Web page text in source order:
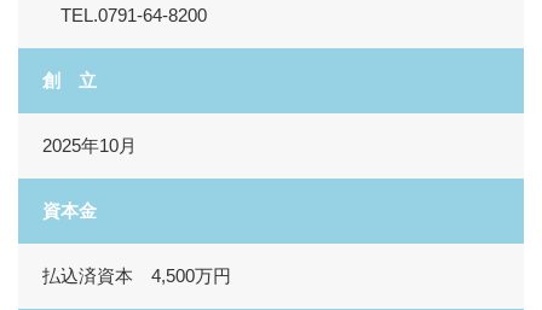
TEL.0791-64-8200
創 立
2025年10月
資本金
払込済資本 4,500万円